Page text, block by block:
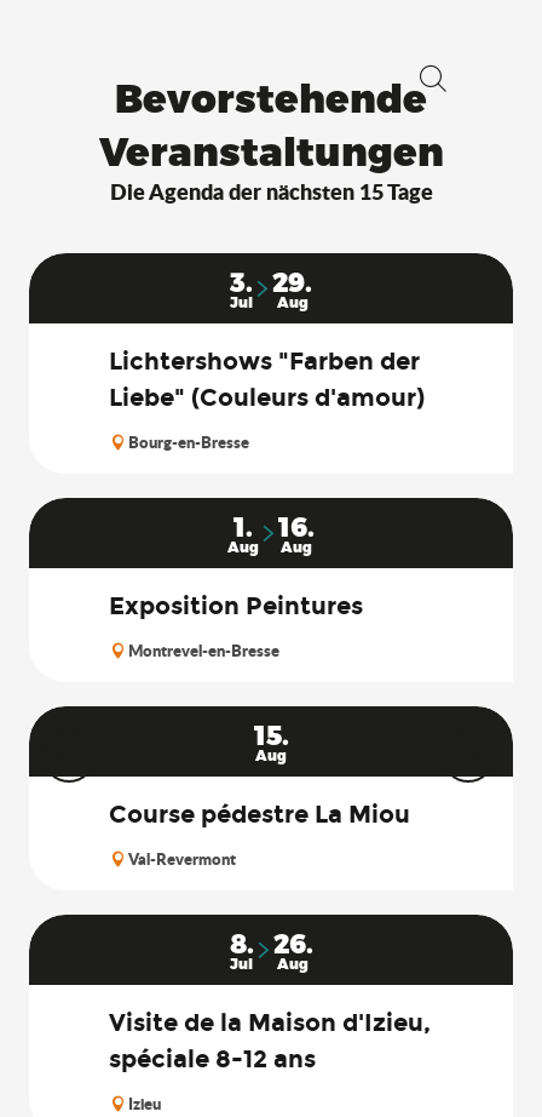
Suche
Bevorstehende
Veranstaltungen
Die Agenda der nächsten 15 Tage
3.
Jul
29.
Aug
Lichtershows "Farben der
Liebe" (Couleurs d'amour)
Bourg-en-Bresse
1.
Aug
16.
Aug
Exposition Peintures
Montrevel-en-Bresse
15.
Aug
Course pédestre La Miou
Val-Revermont
8.
Jul
26.
Aug
Visite de la Maison d'Izieu,
spéciale 8-12 ans
Izieu